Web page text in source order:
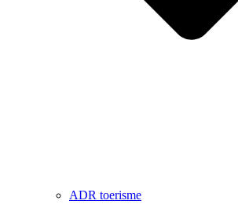
ADR toerisme